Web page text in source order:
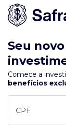
Seu
Comece a
benefícios
CPF